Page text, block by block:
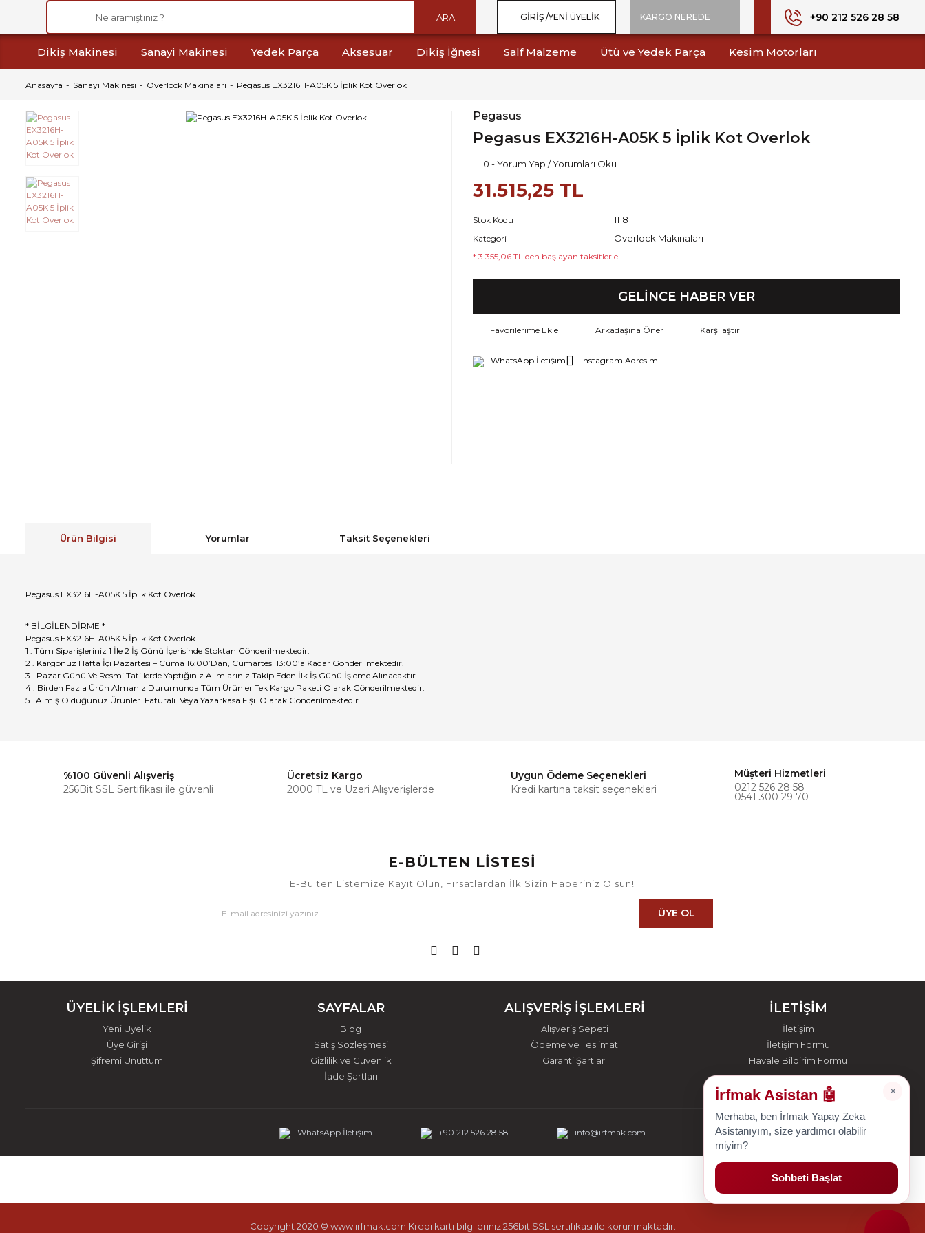
ARA GIRIŞ /YENI ÜYELIK KARGO NEREDE +90 212 526 28 58
Dikiş Makinesi Sanayi Makinesi Yedek Parça Aksesuar Dikiş İğnesi Salf Malzeme Ütü ve Yedek Parça Kesim Motorları
Anasayfa Sanayi Makinesi Overlock Makinaları Pegasus EX3216H-A05K 5 İplik Kot Overlok
Pegasus
Pegasus EX3216H-A05K 5 İplik Kot Overlok
0 - Yorum Yap / Yorumları Oku
31.515,25 TL
Stok Kodu 1118
Kategori Overlock Makinaları
* 3.355,06 TL den başlayan taksitlerle!
GELİNCE HABER VER
Arkadaşına Öner Karşılaştır
WhatsApp İletişim Instagram Adresimi
Ürün Bilgisi Yorumlar Taksit Seçenekleri
Pegasus EX3216H-A05K 5 İplik Kot Overlok
* BİLGİLENDİRME *
Pegasus EX3216H-A05K 5 İplik Kot Overlok
1 . Tüm Siparişleriniz 1 İle 2 İş Günü İçerisinde Stoktan Gönderilmektedir.
2 . Kargonuz Hafta İçi Pazartesi – Cuma 16:00’Dan, Cumartesi 13:00’a Kadar Gönderilmektedir.
3 . Pazar Günü Ve Resmi Tatillerde Yaptığınız Alımlarınız Takip Eden İlk İş Günü İşleme Alınacaktır.
4 . Birden Fazla Ürün Almanız Durumunda Tüm Ürünler Tek Kargo Paketi Olarak Gönderilmektedir.
5 . Almış Olduğunuz Ürünler Faturalı Veya Yazarkasa Fişi Olarak Gönderilmektedir.
Bu ürüne ilk yorumu siz yapın!
%100 Güvenli Alışveriş
256Bit SSL Sertifikası ile güvenli
Ücretsiz Kargo
2000 TL ve Üzeri Alışverişlerde
Uygun Ödeme Seçenekleri
Kredi kartına taksit seçenekleri
Müşteri Hizmetleri
0212 526 28 58
0541 300 29 70
E-BÜLTEN LİSTESİ
E-Bülten Listemize Kayıt Olun, Fırsatlardan İlk Sizin Haberiniz Olsun!
ÜYE OL
ÜYELİK İŞLEMLERİ
Yeni Üyelik
Üye Girişi
Şifremi Unuttum
SAYFALAR
Blog
Satış Sözleşmesi
Gizlilik ve Güvenlik
İade Şartları
ALIŞVERİŞ İŞLEMLERİ
Alışveriş Sepeti
Ödeme ve Teslimat
Garanti Şartları
İLETİŞİM
İletişim
İletişim Formu
Havale Bildirim Formu
WhatsApp İletişim +90 212 526 28 58 info@irfmak.com
Copyright 2020 © www.irfmak.com Kredi kartı bilgileriniz 256bit SSL sertifikası ile korunmaktadır.
×
İrfmak Asistan 🤖
Merhaba, ben İrfmak Yapay Zeka
Asistanıyım, size yardımcı olabilir
miyim?
Sohbeti Başlat